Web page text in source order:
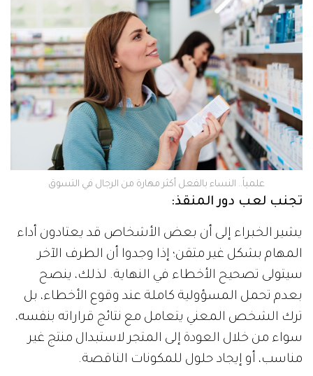
علمياً.. النساء بالفعل أكثر مهارة من الرجال في التسوق
تجنب لعب دور المنقذ:
يشير الخبراء إلى أن بعض الأشخاص قد يعتادون أداء
المهام بشكل غير متقن؛ إذا وجدوا أن الطرف الآخر
سيتولى تصحيح الأخطاء في النهاية. لذلك، ينصح
بعدم تحمل المسؤولية كاملة عند وقوع الأخطاء، بل
ترك الشخص المعني يتعامل مع نتائج قراراته بنفسه،
سواء من خلال العودة إلى المتجر لاستبدال منتج غير
مناسب، أو إيجاد حلول للمكونات الناقصة.